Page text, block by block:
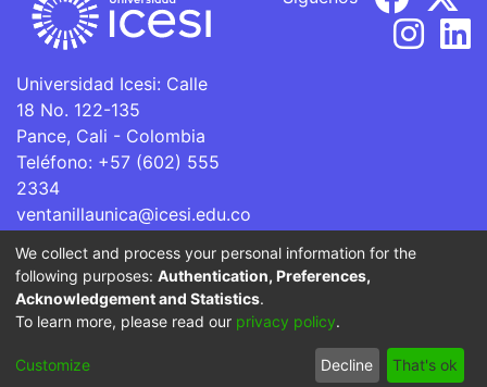
Universidad Icesi: Calle
18 No. 122-135
Pance, Cali - Colombia
Teléfono: +57 (602) 555
2334
ventanillaunica@icesi.edu.co
La Universidad Icesi es una Institución de Educación
Superior que se encuentra sujeta a inspección y vigilancia
por parte del Ministerio de Educación Nacional.
Cookie
End User
Agreement
Send
Feedback
We collect and process your personal information for the
following purposes: Authentication, Preferences,
Acknowledgement and Statistics.
To learn more, please read our privacy policy.
Customize Decline That's ok